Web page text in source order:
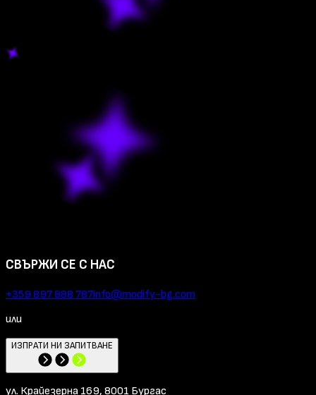
СВЪРЖИ СЕ С НАС
+359 897 888 787info@modify-bg.com
или
ИЗПРАТИ НИ ЗАПИТВАНЕ
ул. Крайезерна 169, 8001 Бургас